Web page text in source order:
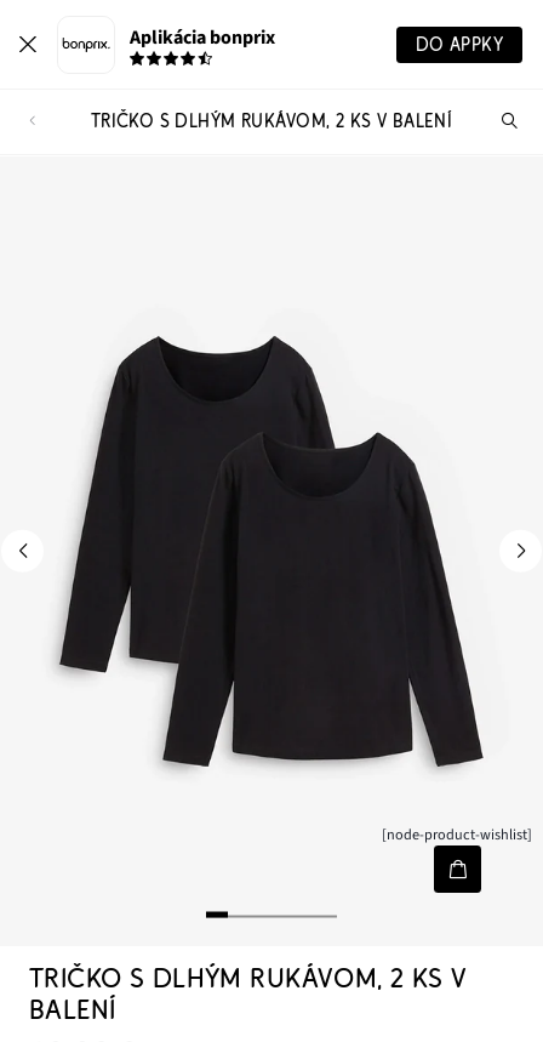
Aplikácia bonprix DO APPKY
TRIČKO S DLHÝM RUKÁVOM, 2 KS V BALENÍ
[node-product-wishlist]
TRIČKO S DLHÝM RUKÁVOM, 2 KS V
BALENÍ